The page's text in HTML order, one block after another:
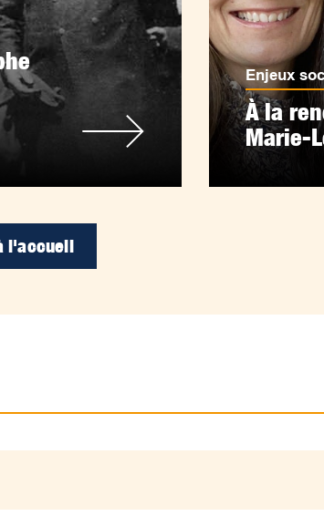
Enjeux
À la
Marie-
l'accueil